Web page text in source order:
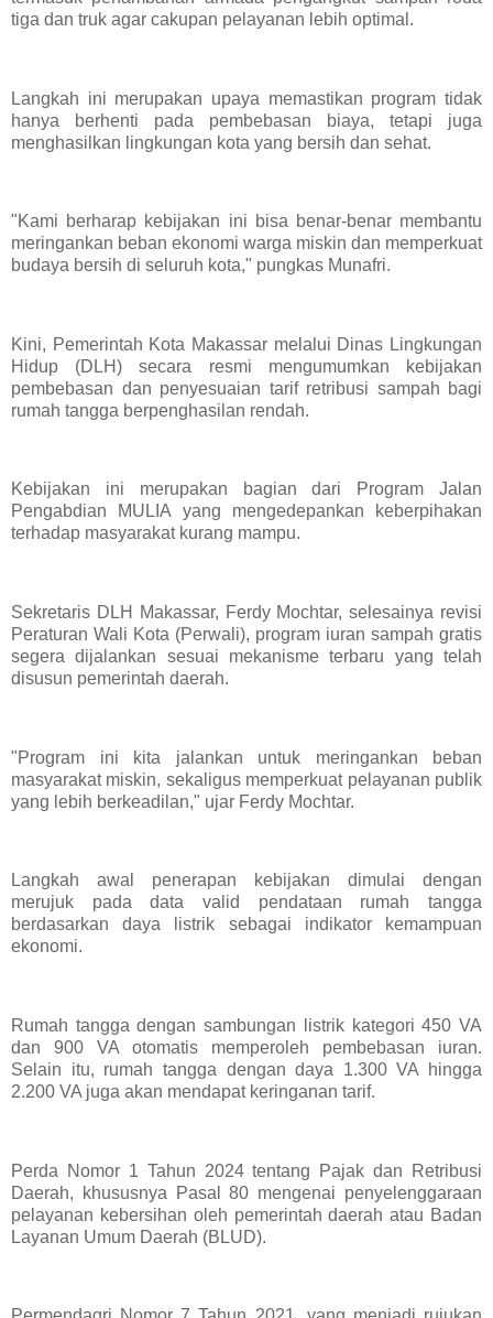
tiga dan truk agar cakupan pelayanan lebih optimal.
Langkah ini merupakan upaya memastikan program tidak
hanya berhenti pada pembebasan biaya, tetapi juga
menghasilkan lingkungan kota yang bersih dan sehat.
"Kami berharap kebijakan ini bisa benar-benar membantu
meringankan beban ekonomi warga miskin dan memperkuat
budaya bersih di seluruh kota," pungkas Munafri.
Kini, Pemerintah Kota Makassar melalui Dinas Lingkungan
Hidup (DLH) secara resmi mengumumkan kebijakan
pembebasan dan penyesuaian tarif retribusi sampah bagi
rumah tangga berpenghasilan rendah.
Kebijakan ini merupakan bagian dari Program Jalan
Pengabdian MULIA yang mengedepankan keberpihakan
terhadap masyarakat kurang mampu.
Sekretaris DLH Makassar, Ferdy Mochtar, selesainya revisi
Peraturan Wali Kota (Perwali), program iuran sampah gratis
segera dijalankan sesuai mekanisme terbaru yang telah
disusun pemerintah daerah.
"Program ini kita jalankan untuk meringankan beban
masyarakat miskin, sekaligus memperkuat pelayanan publik
yang lebih berkeadilan," ujar Ferdy Mochtar.
Langkah awal penerapan kebijakan dimulai dengan
merujuk pada data valid pendataan rumah tangga
berdasarkan daya listrik sebagai indikator kemampuan
ekonomi.
Rumah tangga dengan sambungan listrik kategori 450 VA
dan 900 VA otomatis memperoleh pembebasan iuran.
Selain itu, rumah tangga dengan daya 1.300 VA hingga
2.200 VA juga akan mendapat keringanan tarif.
Perda Nomor 1 Tahun 2024 tentang Pajak dan Retribusi
Daerah, khususnya Pasal 80 mengenai penyelenggaraan
pelayanan kebersihan oleh pemerintah daerah atau Badan
Layanan Umum Daerah (BLUD).